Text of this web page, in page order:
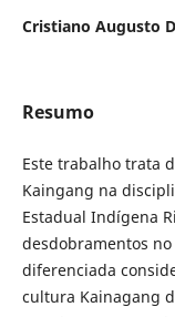
Cristiano Augusto
Resumo
Este trabalho trata
Kaingang na
Estadual Indígena
desdobramentos
diferenciada
cultura Kainagang